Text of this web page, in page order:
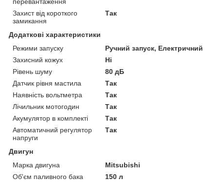
Захист від короткого
замикання
Так
Додаткові характеристики
Режими запуску
Ручний запуск, Електричний
Захисний кожух
Ні
Рівень шуму
80 дБ
Датчик рівня мастила
Так
Наявність вольтметра
Так
Лічильник мотогодин
Так
Акумулятор в комплекті
Так
Автоматичний регулятор
напруги
Так
Двигун
Марка двигуна
Mitsubishi
Об'єм паливного бака
150 л